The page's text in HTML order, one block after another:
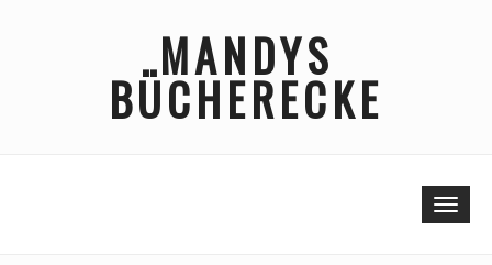
MANDYS
BÜCHERECKE